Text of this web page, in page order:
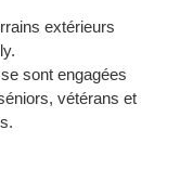
extérieurs
sont engagées
vétérans et